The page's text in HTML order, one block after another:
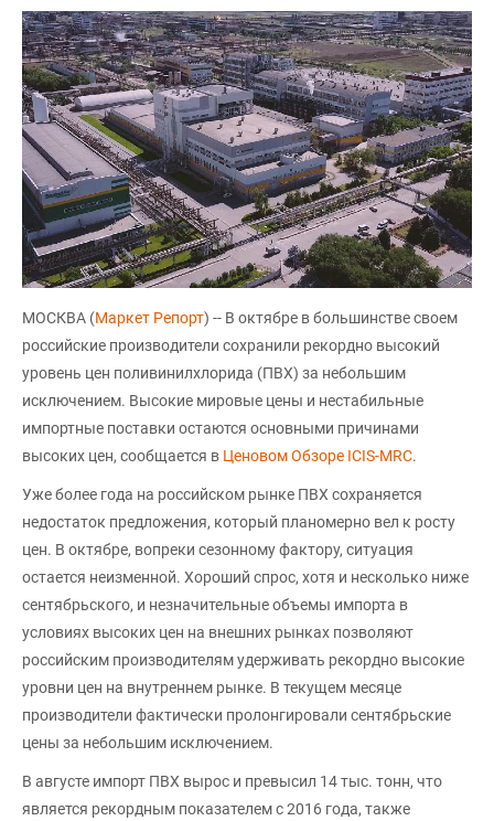
МОСКВА (Маркет Репорт) -- В октябре в большинстве своем
российские производители сохранили рекордно высокий
уровень цен поливинилхлорида (ПВХ) за небольшим
исключением. Высокие мировые цены и нестабильные
импортные поставки остаются основными причинами
высоких цен, сообщается в Ценовом Обзоре ICIS-MRC.
Уже более года на российском рынке ПВХ сохраняется
недостаток предложения, который планомерно вел к росту
цен. В октябре, вопреки сезонному фактору, ситуация
остается неизменной. Хороший спрос, хотя и несколько ниже
сентябрьского, и незначительные объемы импорта в
условиях высоких цен на внешних рынках позволяют
российским производителям удерживать рекордно высокие
уровни цен на внутреннем рынке. В текущем месяце
производители фактически пролонгировали сентябрьские
цены за небольшим исключением.
В августе импорт ПВХ вырос и превысил 14 тыс. тонн, что
является рекордным показателем с 2016 года, также